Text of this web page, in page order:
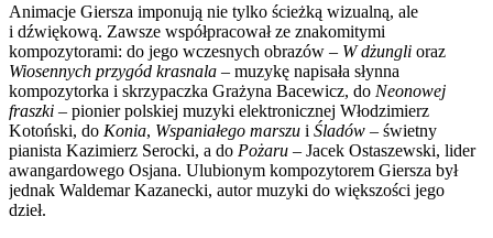
Animacje Giersza imponują nie tylko ścieżką wizualną, ale
i dźwiękową. Zawsze współpracował ze znakomitymi
kompozytorami: do jego wczesnych obrazów – W dżungli oraz
Wiosennych przygód krasnala – muzykę napisała słynna
kompozytorka i skrzypaczka Grażyna Bacewicz, do Neonowej
fraszki – pionier polskiej muzyki elektronicznej Włodzimierz
Kotoński, do Konia, Wspaniałego marszu i Śladów – świetny
pianista Kazimierz Serocki, a do Pożaru – Jacek Ostaszewski, lider
awangardowego Osjana. Ulubionym kompozytorem Giersza był
jednak Waldemar Kazanecki, autor muzyki do większości jego
dzieł.